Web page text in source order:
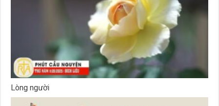
Lòng người